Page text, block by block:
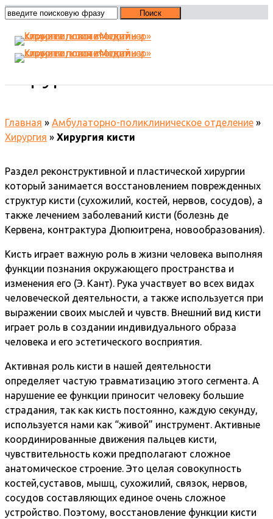
Главная » Амбулаторно-поликлиническое отделение »
Хирургия » Хирургия кисти
Раздел реконструктивной и пластической хирургии
который занимается восстановлением поврежденных
структур кисти (сухожилий, костей, нервов, сосудов), а
также лечением заболеваний кисти (болезнь де
Кервена, контрактура Дюпюитрена, новообразования).
Кисть играет важную роль в жизни человека выполняя
функции познания окружающего пространства и
изменения его (Э. Кант). Рука участвует во всех видах
человеческой деятельности, а также используется при
выражении своих мыслей и чувств. Внешний вид кисти
играет роль в создании индивидуального образа
человека и его эстетического восприятия.
Активная роль кисти в нашей деятельности
определяет частую травматизацию этого сегмента. А
нарушение ее функции приносит человеку большие
страдания, так как кисть постоянно, каждую секунду,
используется нами как “живой” инструмент. Активные
координированные движения пальцев кисти,
чувствительность кожи предполагают сложное
анатомическое строение. Это целая совокупность
костей,суставов, мышц, сухожилий, связок, нервов,
сосудов составляющих единое очень сложное
устройство. Поэтому, восстановление функции кисти